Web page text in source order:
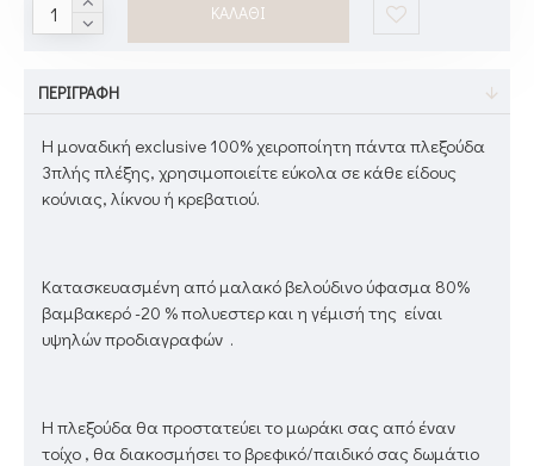
ΚΑΛΆΘΙ
ΠΕΡΙΓΡΑΦΉ
Η μοναδική exclusive 100% χειροποίητη πάντα πλεξούδα
3πλής πλέξης, χρησιμοποιείτε εύκολα σε κάθε είδους
κούνιας, λίκνου ή κρεβατιού.
Κατασκευασμένη από μαλακό βελούδινο ύφασμα 80%
βαμβακερό -20 % πολυεστερ και η γέμισή της είναι
υψηλών προδιαγραφών .
Η πλεξούδα θα προστατεύει το μωράκι σας από έναν
τοίχο , θα διακοσμήσει το βρεφικό/παιδικό σας δωμάτιο